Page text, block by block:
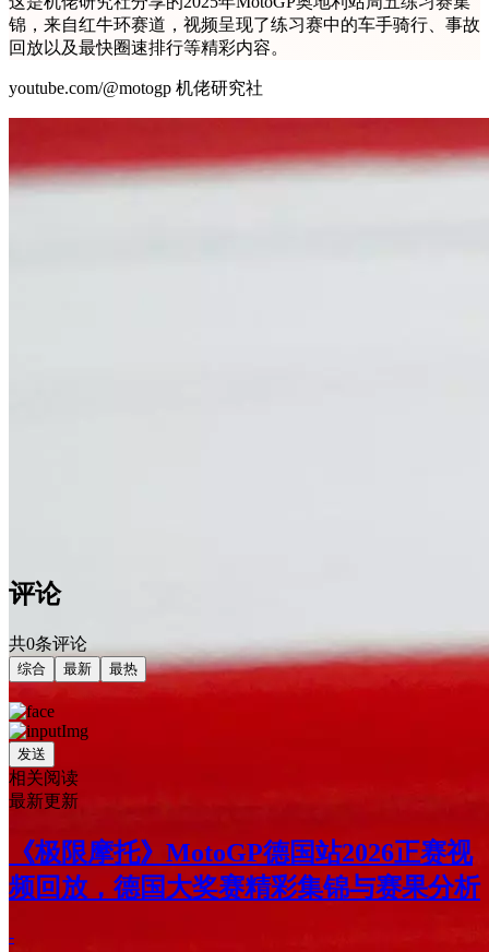
锦，来自红牛环赛道，视频呈现了练习赛中的车手骑行、事故
回放以及最快圈速排行等精彩内容。
youtube.com/@motogp 机佬研究社
评论
共0条评论
综合 最新 最热
发送
相关阅读
最新更新
《极限摩托》MotoGP德国站2026正赛视
频回放，德国大奖赛精彩集锦与赛果分析
-